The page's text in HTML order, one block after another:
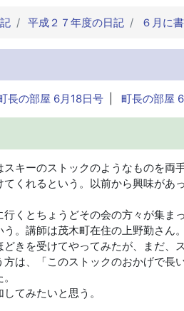
平成２７年度の日記 ６月に
長の部屋 6月18日号| 町長の部屋
スキーのストックのようなものを両
くれるという。以前から興味があ
くとちょうどその会の方々が集ま
。講師は茂木町在住の上野勤さん
きを受けてやってみたが、まだ、
は、「このストックのおかげで長
てみたいと思う。